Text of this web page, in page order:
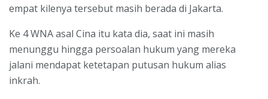
empat kilenya tersebut masih berada di Jakarta.
Ke 4 WNA asal Cina itu kata dia, saat ini masih
menunggu hingga persoalan hukum yang mereka
jalani mendapat ketetapan putusan hukum alias
inkrah.